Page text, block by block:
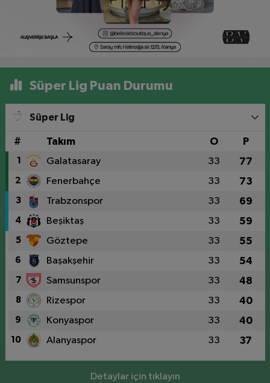
Süper Lig Puan Durumu
Süper Lig
# Takım O P
1 Galatasaray 33 77
2 Fenerbahçe 33 73
3 Trabzonspor 33 69
4 Beşiktaş 33 59
5 Göztepe 33 55
6 Başakşehir 33 54
7 Samsunspor 33 48
8 Rizespor 33 40
9 Konyaspor 33 40
10 Alanyaspor 33 37
Detaylar için tıklayın